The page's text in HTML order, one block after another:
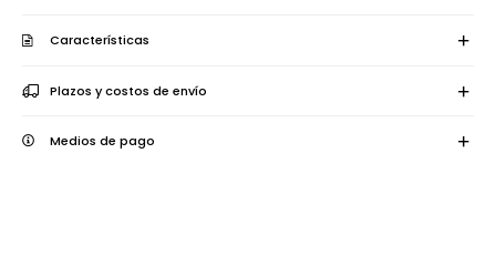
Características
Plazos y costos de envío
Medios de pago